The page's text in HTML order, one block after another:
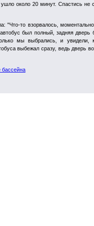
около 20 минут. Спастись не
"Что-то взорвалось,
был полный, задняя дверь
мы выбрались, и увидели,
выбежал сразу, ведь дверь
бассейна